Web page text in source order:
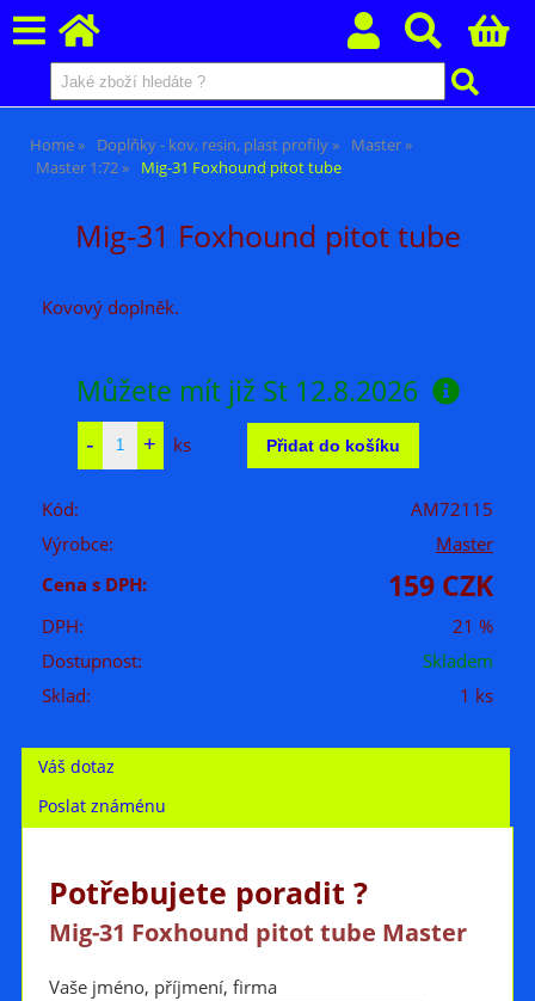
Home Doplňky - kov, resin, plast profily
Master
Master 1:72
Mig-31 Foxhound pitot tube
Mig-31 Foxhound pitot tube
Kovový doplněk.
Můžete mít již St 12.8.2026
ks
Kód:
AM72115
Výrobce:
Master
Cena s DPH:
159 CZK
DPH:
21 %
Dostupnost:
Skladem
Sklad:
1 ks
Váš dotaz
Poslat známénu
Potřebujete poradit ?
Mig-31 Foxhound pitot tube Master
Vaše jméno, příjmení, firma